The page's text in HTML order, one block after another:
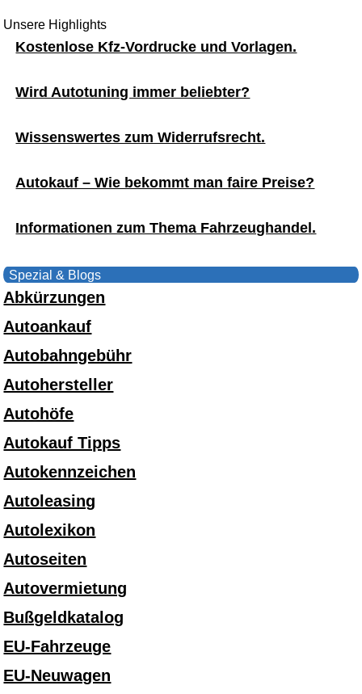
Unsere Highlights
Kostenlose Kfz-Vordrucke und Vorlagen.
Wird Autotuning immer beliebter?
Wissenswertes zum Widerrufsrecht.
Autokauf – Wie bekommt man faire Preise?
Informationen zum Thema Fahrzeughandel.
Spezial & Blogs
Abkürzungen
Autoankauf
Autobahngebühr
Autohersteller
Autohöfe
Autokauf Tipps
Autokennzeichen
Autoleasing
Autolexikon
Autoseiten
Autovermietung
Bußgeldkatalog
EU-Fahrzeuge
EU-Neuwagen